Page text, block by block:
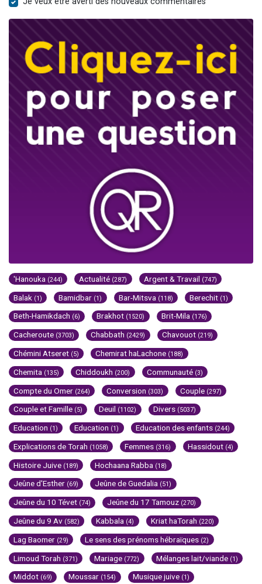
'Hanouka (244) Actualité (287) Argent & Travail (747)
Balak (1) Bamidbar (1) Bar-Mitsva (118) Berechit (1)
Beth-Hamikdach (6) Brakhot (1520) Brit-Mila (176)
Cacheroute (3703) Chabbath (2429) Chavouot (219)
Chémini Atseret (5) Chemirat haLachone (188)
Chemita (135) Chiddoukh (200) Communauté (3)
Compte du Omer (264) Conversion (303) Couple (297)
Couple et Famille (5) Deuil (1102) Divers (5037)
Education (1) Education (1) Education des enfants (244)
Explications de Torah (1058) Femmes (316) Hassidout (4)
Histoire Juive (189) Hochaana Rabba (18)
Jeûne d'Esther (69) Jeûne de Guedalia (51)
Jeûne du 10 Tévet (74) Jeûne du 17 Tamouz (270)
Jeûne du 9 Av (582) Kabbala (4) Kriat haTorah (220)
Lag Baomer (29) Le sens des prénoms hébraïques (2)
Limoud Torah (371) Mariage (772) Mélanges lait/viande (1)
Middot (69) Moussar (154) Musique juive (1)